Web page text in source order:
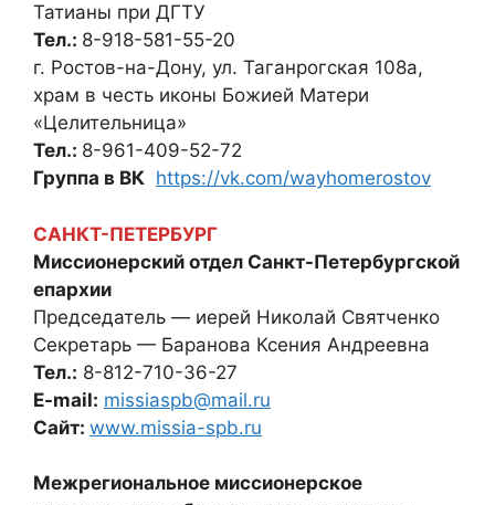
Татианы при ДГТУ
Тел.: 8-918-581-55-20
г. Ростов-на-Дону, ул. Таганрогская 108а,
храм в честь иконы Божией Матери
«Целительница»
Тел.: 8-961-409-52-72
Группа в ВК https://vk.com/wayhomerostov
САНКТ-ПЕТЕРБУРГ
Миссионерский отдел Санкт-Петербургской
епархии
Председатель — иерей Николай Святченко
Секретарь — Баранова Ксения Андреевна
Тел.: 8-812-710-36-27
E-mail: missiaspb@mail.ru
Сайт: www.missia-spb.ru
Межрегиональное миссионерское